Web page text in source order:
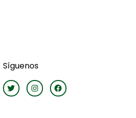
Síguenos